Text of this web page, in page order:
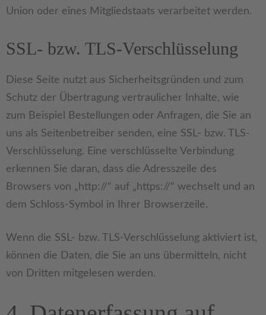
Union oder eines Mitgliedstaats verarbeitet werden.
SSL- bzw. TLS-Verschlüsselung
Diese Seite nutzt aus Sicherheitsgründen und zum
Schutz der Übertragung vertraulicher Inhalte, wie
zum Beispiel Bestellungen oder Anfragen, die Sie an
uns als Seitenbetreiber senden, eine SSL- bzw. TLS-
Verschlüsselung. Eine verschlüsselte Verbindung
erkennen Sie daran, dass die Adresszeile des
Browsers von „http://“ auf „https://“ wechselt und an
dem Schloss-Symbol in Ihrer Browserzeile.
Wenn die SSL- bzw. TLS-Verschlüsselung aktiviert ist,
können die Daten, die Sie an uns übermitteln, nicht
von Dritten mitgelesen werden.